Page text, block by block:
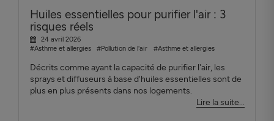
Huiles essentielles pour purifier l'air : 3
risques réels
24 avril 2026
#Asthme et allergies
#Pollution de l'air #Asthme et allergies
Décrits comme ayant la capacité de purifier l'air, les
sprays et diffuseurs à base d'huiles essentielles sont de
plus en plus présents dans nos logements.
Lire la suite...